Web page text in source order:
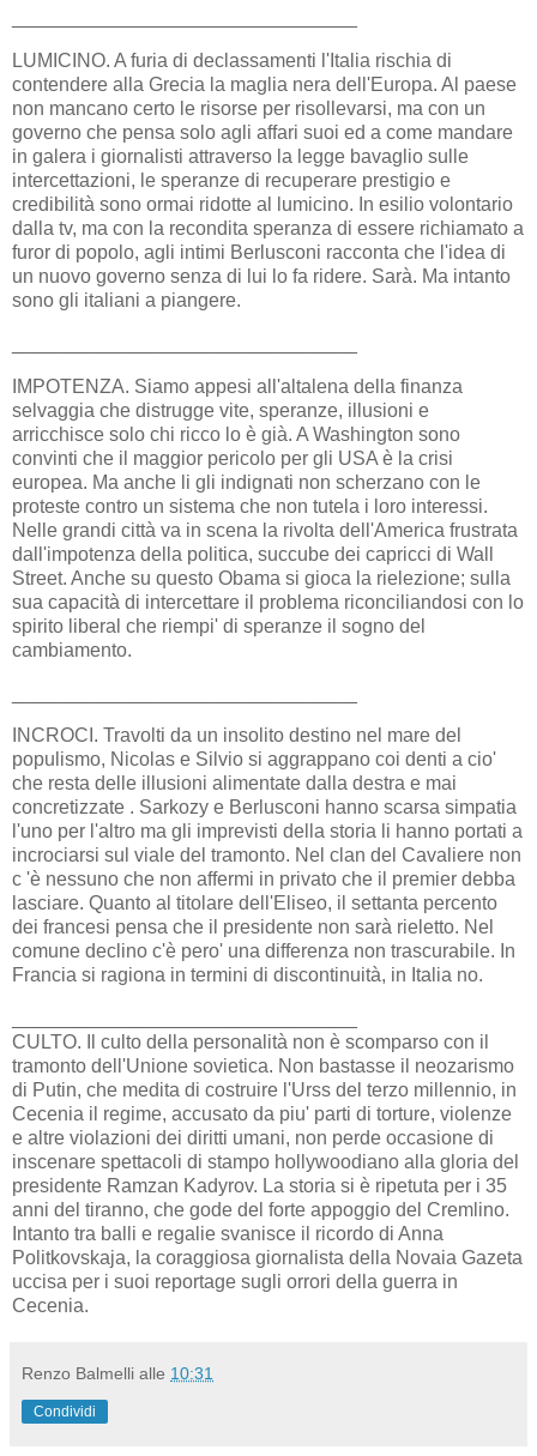
LUMICINO. A furia di declassamenti l'Italia rischia di
contendere alla Grecia la maglia nera dell'Europa. Al paese
non mancano certo le risorse per risollevarsi, ma con un
governo che pensa solo agli affari suoi ed a come mandare
in galera i giornalisti attraverso la legge bavaglio sulle
intercettazioni, le speranze di recuperare prestigio e
credibilità sono ormai ridotte al lumicino. In esilio volontario
dalla tv, ma con la recondita speranza di essere richiamato a
furor di popolo, agli intimi Berlusconi racconta che l'idea di
un nuovo governo senza di lui lo fa ridere. Sarà. Ma intanto
sono gli italiani a piangere.
IMPOTENZA. Siamo appesi all'altalena della finanza
selvaggia che distrugge vite, speranze, illusioni e
arricchisce solo chi ricco lo è già. A Washington sono
convinti che il maggior pericolo per gli USA è la crisi
europea. Ma anche li gli indignati non scherzano con le
proteste contro un sistema che non tutela i loro interessi.
Nelle grandi città va in scena la rivolta dell'America frustrata
dall'impotenza della politica, succube dei capricci di Wall
Street. Anche su questo Obama si gioca la rielezione; sulla
sua capacità di intercettare il problema riconciliandosi con lo
spirito liberal che riempi' di speranze il sogno del
cambiamento.
INCROCI. Travolti da un insolito destino nel mare del
populismo, Nicolas e Silvio si aggrappano coi denti a cio'
che resta delle illusioni alimentate dalla destra e mai
concretizzate . Sarkozy e Berlusconi hanno scarsa simpatia
l'uno per l'altro ma gli imprevisti della storia li hanno portati a
incrociarsi sul viale del tramonto. Nel clan del Cavaliere non
c 'è nessuno che non affermi in privato che il premier debba
lasciare. Quanto al titolare dell'Eliseo, il settanta percento
dei francesi pensa che il presidente non sarà rieletto. Nel
comune declino c'è pero' una differenza non trascurabile. In
Francia si ragiona in termini di discontinuità, in Italia no.
CULTO. Il culto della personalità non è scomparso con il
tramonto dell'Unione sovietica. Non bastasse il neozarismo
di Putin, che medita di costruire l'Urss del terzo millennio, in
Cecenia il regime, accusato da piu' parti di torture, violenze
e altre violazioni dei diritti umani, non perde occasione di
inscenare spettacoli di stampo hollywoodiano alla gloria del
presidente Ramzan Kadyrov. La storia si è ripetuta per i 35
anni del tiranno, che gode del forte appoggio del Cremlino.
Intanto tra balli e regalie svanisce il ricordo di Anna
Politkovskaja, la coraggiosa giornalista della Novaia Gazeta
uccisa per i suoi reportage sugli orrori della guerra in
Cecenia.
Renzo Balmelli alle 10:31
Condividi